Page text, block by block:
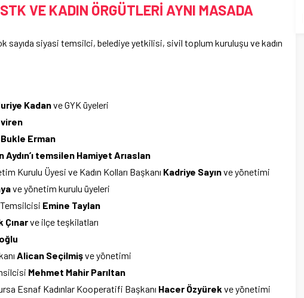
VE KADIN ÖRGÜTLERİ AYNI MASADA
sayıda siyasi temsilci, belediye yetkilisi, sivil toplum kuruluşu ve kadın
Kadanve GYK üyeleri
Bukle Erman
Aydın’ı temsilen Hamiyet Arıaslan
Kurulu Üyesi ve Kadın Kolları Başkanı Kadriye Sayınve yönetimi
ve yönetim kurulu üyeleri
Temsilcisi Emine Taylan
Çınarve ilçe teşkilatları
Alican Seçilmişve yönetimi
Mehmet Mahir Parıltan
Esnaf Kadınlar Kooperatifi Başkanı Hacer Özyürek ve yönetimi